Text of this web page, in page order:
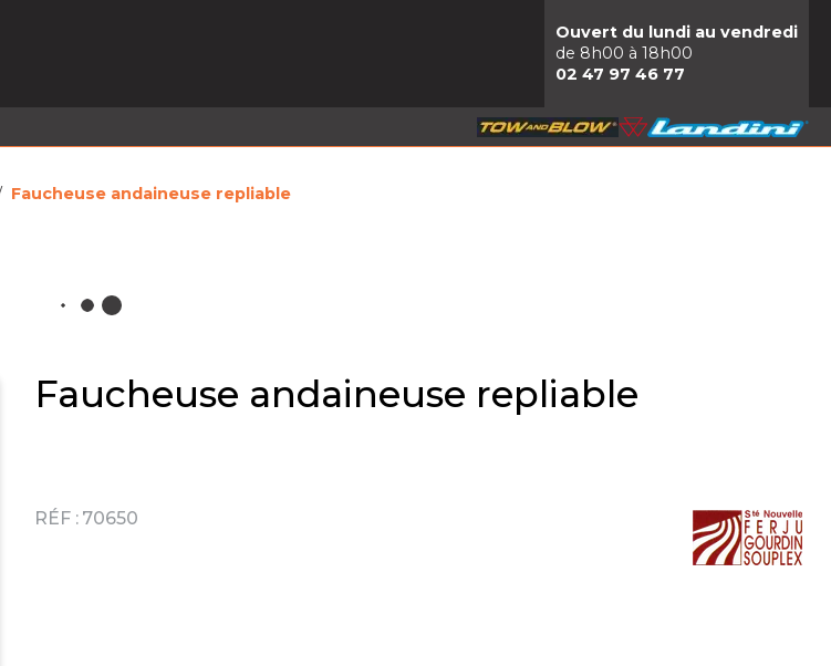
Ouvert du lundi au vendredi
de 8h00 à 18h00
02 47 97 46 77
Faucheuse andaineuse repliable
Faucheuse andaineuse repliable
RÉF : 70650